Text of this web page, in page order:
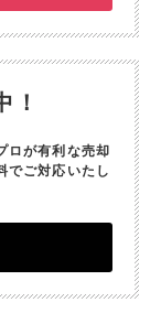
！
ロが有利な売却
でご対応いたし